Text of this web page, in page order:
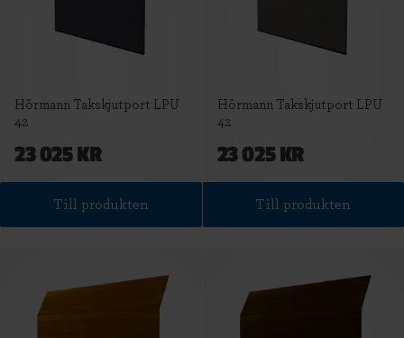
Hörmann Takskjutport LPU
42
23 025 KR
Till produkten
Hörmann Takskjutport LPU
42
23 025 KR
Till produkten